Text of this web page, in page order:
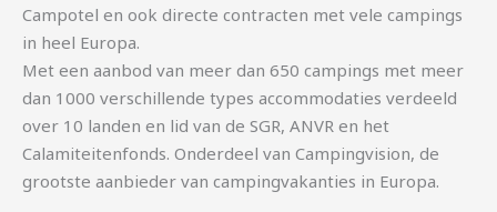
Campotel en ook directe contracten met vele campings
in heel Europa.
Met een aanbod van meer dan 650 campings met meer
dan 1000 verschillende types accommodaties verdeeld
over 10 landen en lid van de SGR, ANVR en het
Calamiteitenfonds. Onderdeel van Campingvision, de
grootste aanbieder van campingvakanties in Europa.